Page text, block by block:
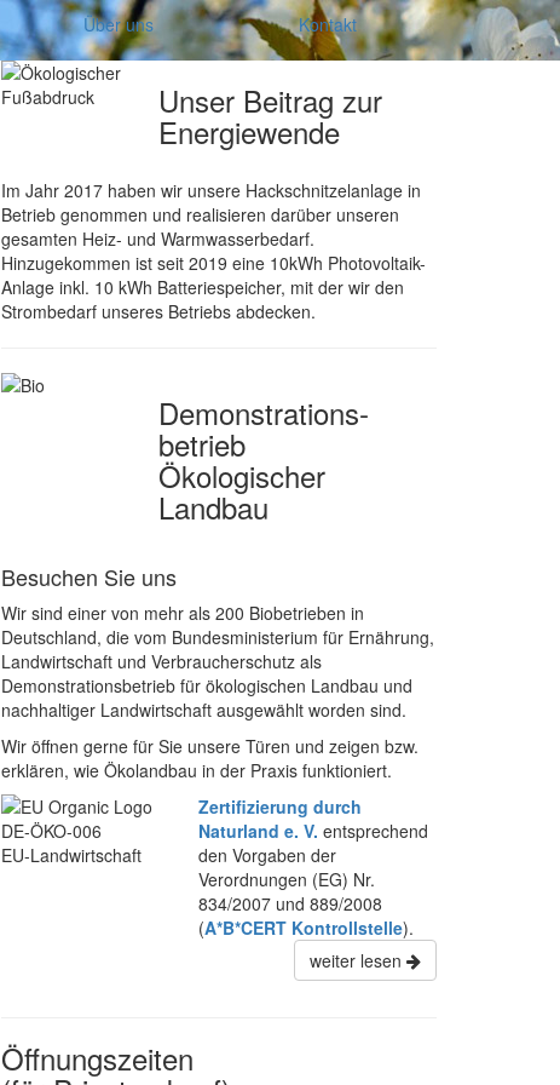
Über uns Kontakt
Unser Beitrag zur
Energiewende
Im Jahr 2017 haben wir unsere Hackschnitzelanlage in
Betrieb genommen und realisieren darüber unseren
gesamten Heiz- und Warmwasserbedarf.
Hinzugekommen ist seit 2019 eine 10kWh Photovoltaik-
Anlage inkl. 10 kWh Batteriespeicher, mit der wir den
Strombedarf unseres Betriebs abdecken.
Demonstrations­
betrieb
Ökologischer
Landbau
Besuchen Sie uns
Wir sind einer von mehr als 200 Biobetrieben in
Deutschland, die vom Bundesministerium für Ernährung,
Landwirtschaft und Verbraucherschutz als
Demonstrationsbetrieb für ökologischen Landbau und
nachhaltiger Landwirtschaft ausgewählt worden sind.
Wir öffnen gerne für Sie unsere Türen und zeigen bzw.
erklären, wie Ökolandbau in der Praxis funktioniert.
DE-ÖKO-006
EU-Landwirtschaft
Zertifizierung durch
Naturland e. V. entsprechend
den Vorgaben der
Verordnungen (EG) Nr.
834/2007 und 889/2008
(A*B*CERT Kontrollstelle).
weiter lesen
Öffnungszeiten